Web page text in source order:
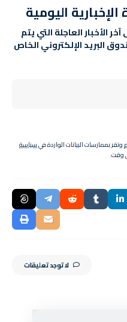
اليومية
الأخبار العاجلة التي يتم
البريد الإلكتروني الخاص
وتقر بممارسات البيانات الواردة فيسياسة
وقت.
لا توجد تعليقات